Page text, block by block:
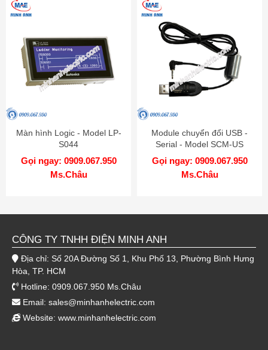
Màn hình Logic - Model LP-
S044
Gọi ngay: 0909.067.950
Ms.Châu
Module chuyển đổi USB -
Serial - Model SCM-US
Gọi ngay: 0909.067.950
Ms.Châu
CÔNG TY TNHH ĐIỆN MINH ANH
Địa chỉ: Số 20A Đường Số 1, Khu Phố 13, Phường Bình Hưng
Hòa, TP. HCM
Hotline: 0909.067.950 Ms.Châu
Email: sales@minhanhelectric.com
Website: www.minhanhelectric.com